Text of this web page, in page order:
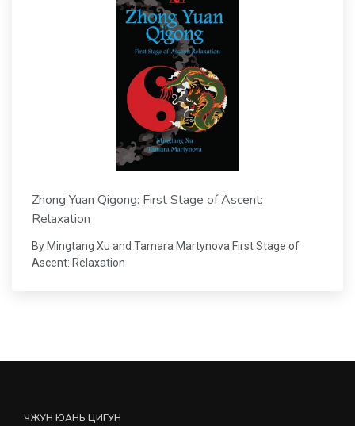
Zhong Yuan Qigong: First Stage of Ascent:
Relaxation
By Mingtang Xu and Tamara Martynova First Stage of
Ascent: Relaxation
ЧЖУН ЮАНЬ ЦИГУН